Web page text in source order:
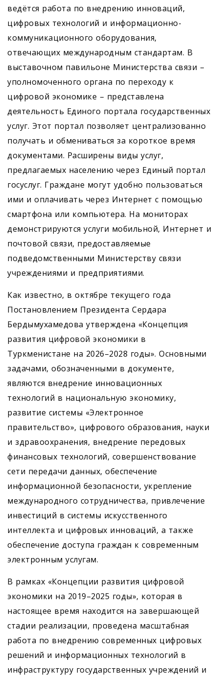
ведётся работа по внедрению инноваций,
цифровых технологий и информационно-
коммуникационного оборудования,
отвечающих международным стандартам. В
выставочном павильоне Министерства связи –
уполномоченного органа по переходу к
цифровой экономике – представлена
деятельность Единого портала государственных
услуг. Этот портал позволяет централизованно
получать и обмениваться за короткое время
документами. Расширены виды услуг,
предлагаемых населению через Единый портал
госуслуг. Граждане могут удобно пользоваться
ими и оплачивать через Интернет с помощью
смартфона или компьютера. На мониторах
демонстрируются услуги мобильной, Интернет и
поч­товой связи, предоставляемые
подведомственными Министерству связи
учреждениями и предприятиями.
Как известно, в октябре текущего года
Постановлением Президента Сердара
Бердымухамедова утверждена «Концепция
развития цифровой экономики в
Туркменистане на 2026–2028 годы». Основными
задачами, обозначенными в документе,
являются внедрение инновационных
технологий в национальную экономику,
развитие системы «Электронное
правительство», цифрового образования, науки
и здравоохранения, внедрение передовых
финансовых технологий, совершенствование
сети передачи данных, обеспечение
информационной безопасности, укрепление
международного сотрудничества, привлечение
инвестиций в системы искусственного
интеллекта и цифровых инноваций, а также
обеспечение доступа граждан к современным
электронным услугам.
В рамках «Концепции развития цифровой
экономики на 2019–2025 годы», которая в
настоящее время находится на завершающей
стадии реализации, проведена масштабная
работа по внедрению современных цифровых
решений и информационных технологий в
инфраструктуру государственных учреждений и